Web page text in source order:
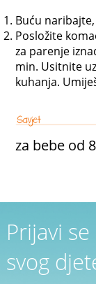
Buću
Posložite
za parenje
min. Usitnite
kuhanja.
za bebe od
Prijavi
svog